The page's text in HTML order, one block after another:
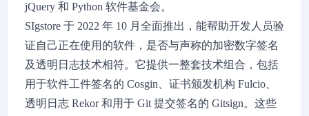
jQuery 和 Python 软件基金会。
SIgstore 于 2022 年 10 月全面推出，能帮助开发人员验
证自己正在使用的软件，是否与声称的加密数字签名
及透明日志技术相符。它提供一整套技术组合，包括
用于软件工件签名的 Cosgin、证书颁发机构 Fulcio、
透明日志 Rekor 和用于 Git 提交签名的 Gitsign。这些